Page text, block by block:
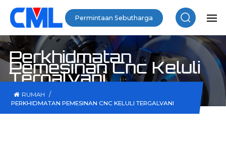
Permintaan Sebutharga
Perkhidmatan
Pemesinan Cnc Keluli
Tergalvani
RUMAH /
PERKHIDMATAN PEMESINAN CNC KELULI TERGALVANI